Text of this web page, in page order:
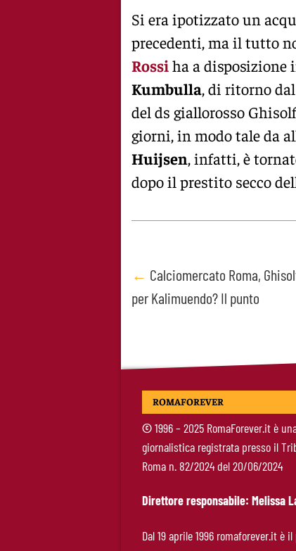
Si era ipotizzato un
precedenti, ma il tutto
Rossiha a disposizione
Kumbulla, di ritorno
del ds giallorosso
giorni, in modo tale da
Huijsen, infatti, è
dopo il prestito secco
Post
navigation
← Calciomercato Roma,
per Kalimuendo? Il punto
ROMAFOREVER
©1996 – 2025 RomaForever.it è
giornalistica registrata presso il
Roma n. 82/2024 del 20/06/2024
Direttore responsabile: Melissa
Dal 19 aprile 1996 romaforever.it è